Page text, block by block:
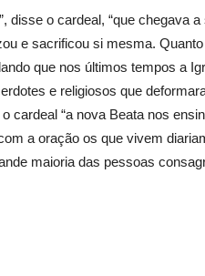
disse o cardeal, “que chegava
e sacrificou si mesma.
que nos últimos tempos a
e religiosos que
cardeal “a nova Beata nos
a oração os que vivem
maioria das pessoas